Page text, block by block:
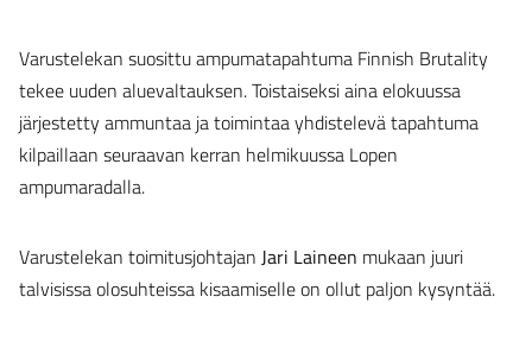
Varustelekan suosittu ampumatapahtuma Finnish Brutality
tekee uuden aluevaltauksen. Toistaiseksi aina elokuussa
järjestetty ammuntaa ja toimintaa yhdistelevä tapahtuma
kilpaillaan seuraavan kerran helmikuussa Lopen
ampumaradalla.
Varustelekan toimitusjohtajan Jari Laineen mukaan juuri
talvisissa olosuhteissa kisaamiselle on ollut paljon kysyntää.